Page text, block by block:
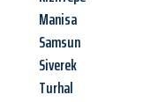
Manisa
Samsun
Siverek
Turhal